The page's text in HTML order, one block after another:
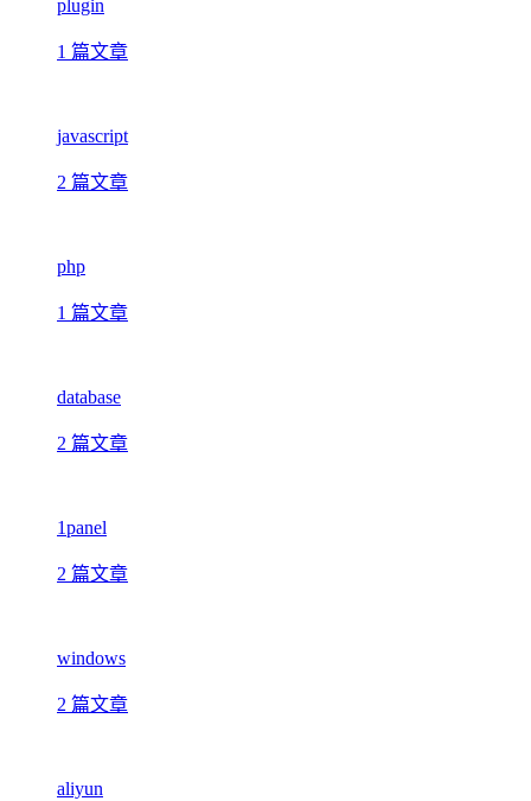
plugin
1 篇文章
javascript
2 篇文章
php
1 篇文章
database
2 篇文章
1panel
2 篇文章
windows
2 篇文章
aliyun